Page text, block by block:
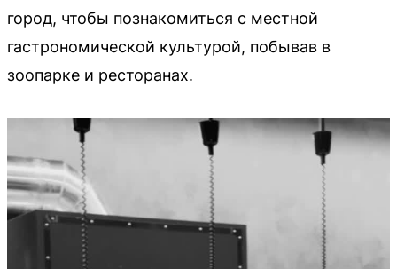
город, чтобы познакомиться с местной
гастрономической культурой, побывав в
зоопарке и ресторанах.